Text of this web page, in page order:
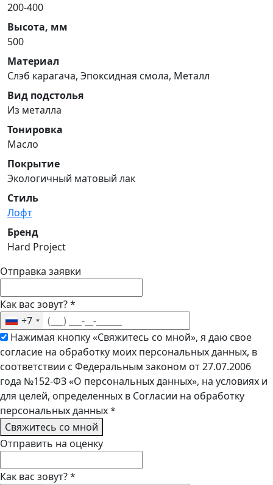
200-400
Высота, мм
500
Материал
Cлэб карагача, Эпоксидная смола, Металл
Вид подстолья
Из металла
Тонировка
Масло
Покрытие
Экологичный матовый лак
Стиль
Лофт
Бренд
Hard Project
Отправка заявки
Как вас зовут?*
+7
Нажимая кнопку «Свяжитесь со мной», я даю свое
согласие на обработку моих персональных данных, в
соответствии с Федеральным законом от 27.07.2006
года №152-ФЗ «О персональных данных», на условиях и
для целей, определенных в Согласии на обработку
персональных данных*
Свяжитесь со мной
Отправить на оценку
Как вас зовут?*